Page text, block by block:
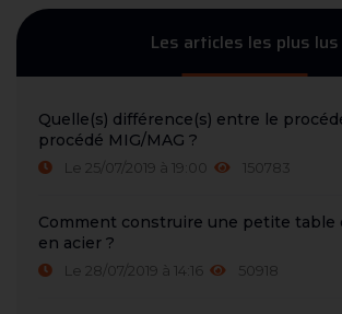
Les articles les plus lus
Quelle(s) différence(s) entre le
procédé MIG/MAG ?
Le 25/07/2019 à 19:00 150783
Comment construire une petite table
en acier ?
Le 28/07/2019 à 14:16 50918